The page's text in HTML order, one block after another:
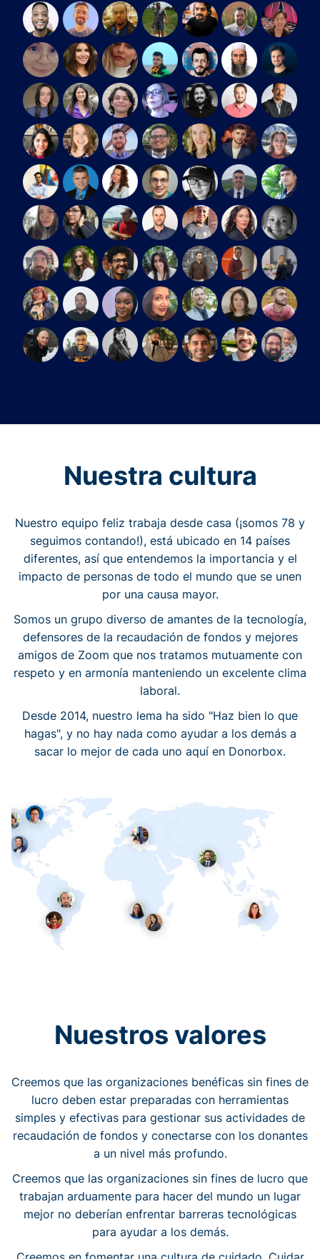
Nuestra cultura
Nuestro equipo feliz trabaja desde casa (¡somos 78 y
seguimos contando!), está ubicado en 14 países
diferentes, así que entendemos la importancia y el
impacto de personas de todo el mundo que se unen
por una causa mayor.
Somos un grupo diverso de amantes de la tecnología,
defensores de la recaudación de fondos y mejores
amigos de Zoom que nos tratamos mutuamente con
respeto y en armonía manteniendo un excelente clima
laboral.
Desde 2014, nuestro lema ha sido "Haz bien lo que
hagas", y no hay nada como ayudar a los demás a
sacar lo mejor de cada uno aquí en Donorbox.
Nuestros valores
Creemos que las organizaciones benéficas sin fines de
lucro deben estar preparadas con herramientas
simples y efectivas para gestionar sus actividades de
recaudación de fondos y conectarse con los donantes
a un nivel más profundo.
Creemos que las organizaciones sin fines de lucro que
trabajan arduamente para hacer del mundo un lugar
mejor no deberían enfrentar barreras tecnológicas
para ayudar a los demás.